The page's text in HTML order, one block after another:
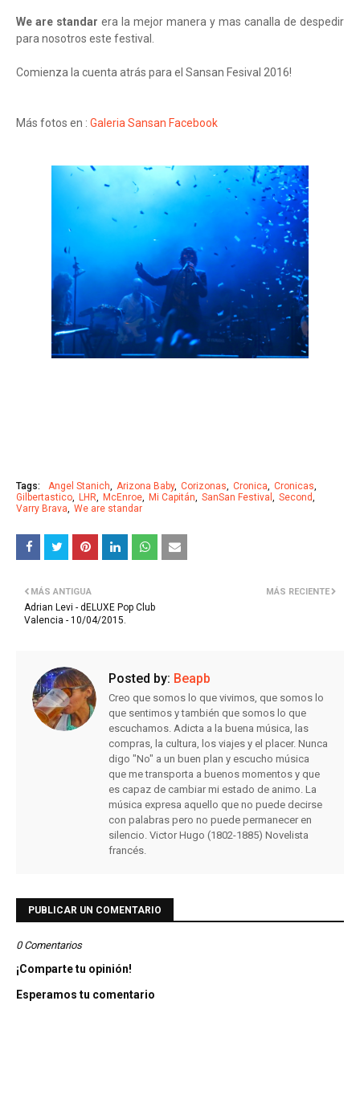
We are standar era la mejor manera y mas canalla de despedir
para nosotros este festival.
Comienza la cuenta atrás para el Sansan Fesival 2016!
Más fotos en : Galeria Sansan Facebook
Tags: Angel Stanich Arizona Baby Corizonas Cronica
Cronicas
Gilbertastico
LHR McEnroe Mi Capitán SanSan Festival
Second
Varry Brava
We are standar
MÁS RECIENTE
MÁS ANTIGUA
Adrian Levi - dELUXE Pop Club
Valencia - 10/04/2015.
Posted by: Beapb
Creo que somos lo que vivimos, que somos lo
que sentimos y también que somos lo que
escuchamos. Adicta a la buena música, las
compras, la cultura, los viajes y el placer. Nunca
digo "No" a un buen plan y escucho música
que me transporta a buenos momentos y que
es capaz de cambiar mi estado de animo. La
música expresa aquello que no puede decirse
con palabras pero no puede permanecer en
silencio. Victor Hugo (1802-1885) Novelista
francés.
PUBLICAR UN COMENTARIO
0 Comentarios
¡Comparte tu opinión!
Esperamos tu comentario